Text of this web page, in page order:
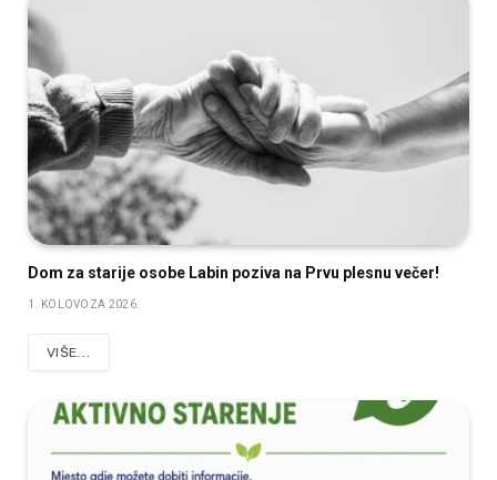
Dom za starije osobe Labin poziva na Prvu plesnu večer!
1. KOLOVOZA 2026.
VIŠE...